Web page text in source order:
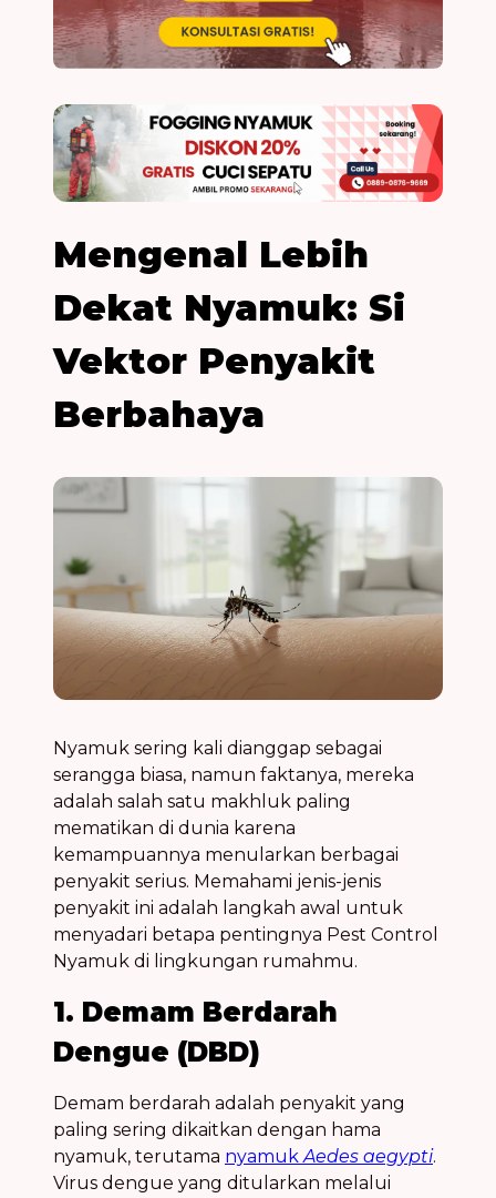
Mengenal Lebih
Dekat Nyamuk: Si
Vektor Penyakit
Berbahaya
Nyamuk sering kali dianggap sebagai
serangga biasa, namun faktanya, mereka
adalah salah satu makhluk paling
mematikan di dunia karena
kemampuannya menularkan berbagai
penyakit serius. Memahami jenis-jenis
penyakit ini adalah langkah awal untuk
menyadari betapa pentingnya Pest Control
Nyamuk di lingkungan rumahmu.
1. Demam Berdarah
Dengue (DBD)
Demam berdarah adalah penyakit yang
paling sering dikaitkan dengan hama
nyamuk, terutama nyamukAedes aegypti.
Virus dengue yang ditularkan melalui